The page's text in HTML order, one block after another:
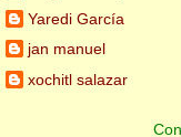
Yaredi García
jan manuel
xochitl salazar